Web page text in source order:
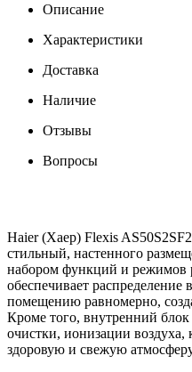
Описание
Характеристики
Доставка
Наличие
Отзывы
Вопросы
Haier (Хаер) Flexis
стильный, настенного
набором функций и режимов
обеспечивает распределение
помещению равномерно,
Кроме того, внутренний
очистки, ионизации воздуха,
здоровую и свежую